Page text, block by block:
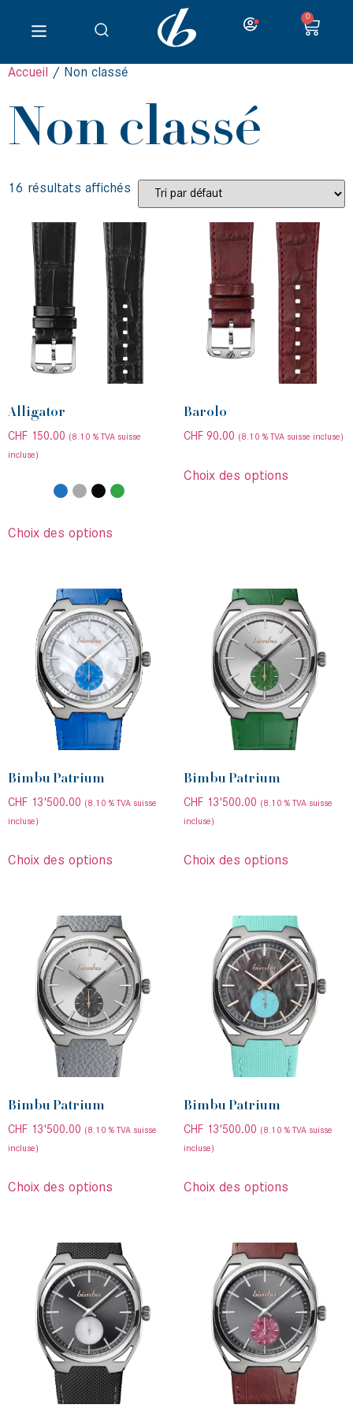
0
Accueil / Non classé
Non classé
16 résultats affichés
Alligator
CHF 150.00 (8.10 % TVA suisse
incluse)
Choix des options
Barolo
CHF90.00 (8.10 % TVA suisse incluse)
Choix des options
Bimbu Patrium
CHF 13'500.00 (8.10 % TVA suisse
incluse)
Choix des options
Bimbu Patrium
CHF13'500.00 (8.10 % TVA suisse
incluse)
Choix des options
Bimbu Patrium
CHF 13'500.00 (8.10 % TVA suisse
incluse)
Choix des options
Bimbu Patrium
CHF13'500.00 (8.10 % TVA suisse
incluse)
Choix des options